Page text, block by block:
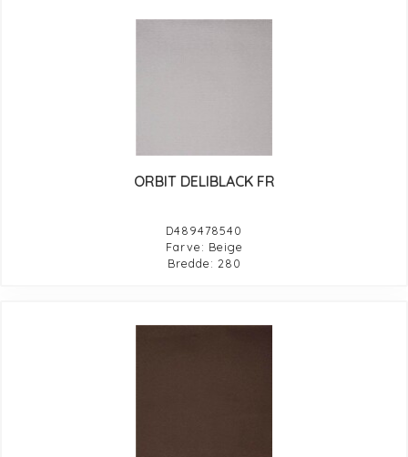
ORBIT DELIBLACK FR
D489478540
Farve: Beige
Bredde: 280